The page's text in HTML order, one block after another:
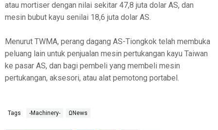
atau mortiser dengan nilai sekitar 47,8 juta dolar AS, dan
mesin bubut kayu senilai 18,6 juta dolar AS.
Menurut TWMA, perang dagang AS-Tiongkok telah membuka
peluang lain untuk penjualan mesin pertukangan kayu Taiwan
ke pasar AS, dan bagi pembeli yang membeli mesin
pertukangan, aksesori, atau alat pemotong portabel.
Tags -Machinery- ΩNews